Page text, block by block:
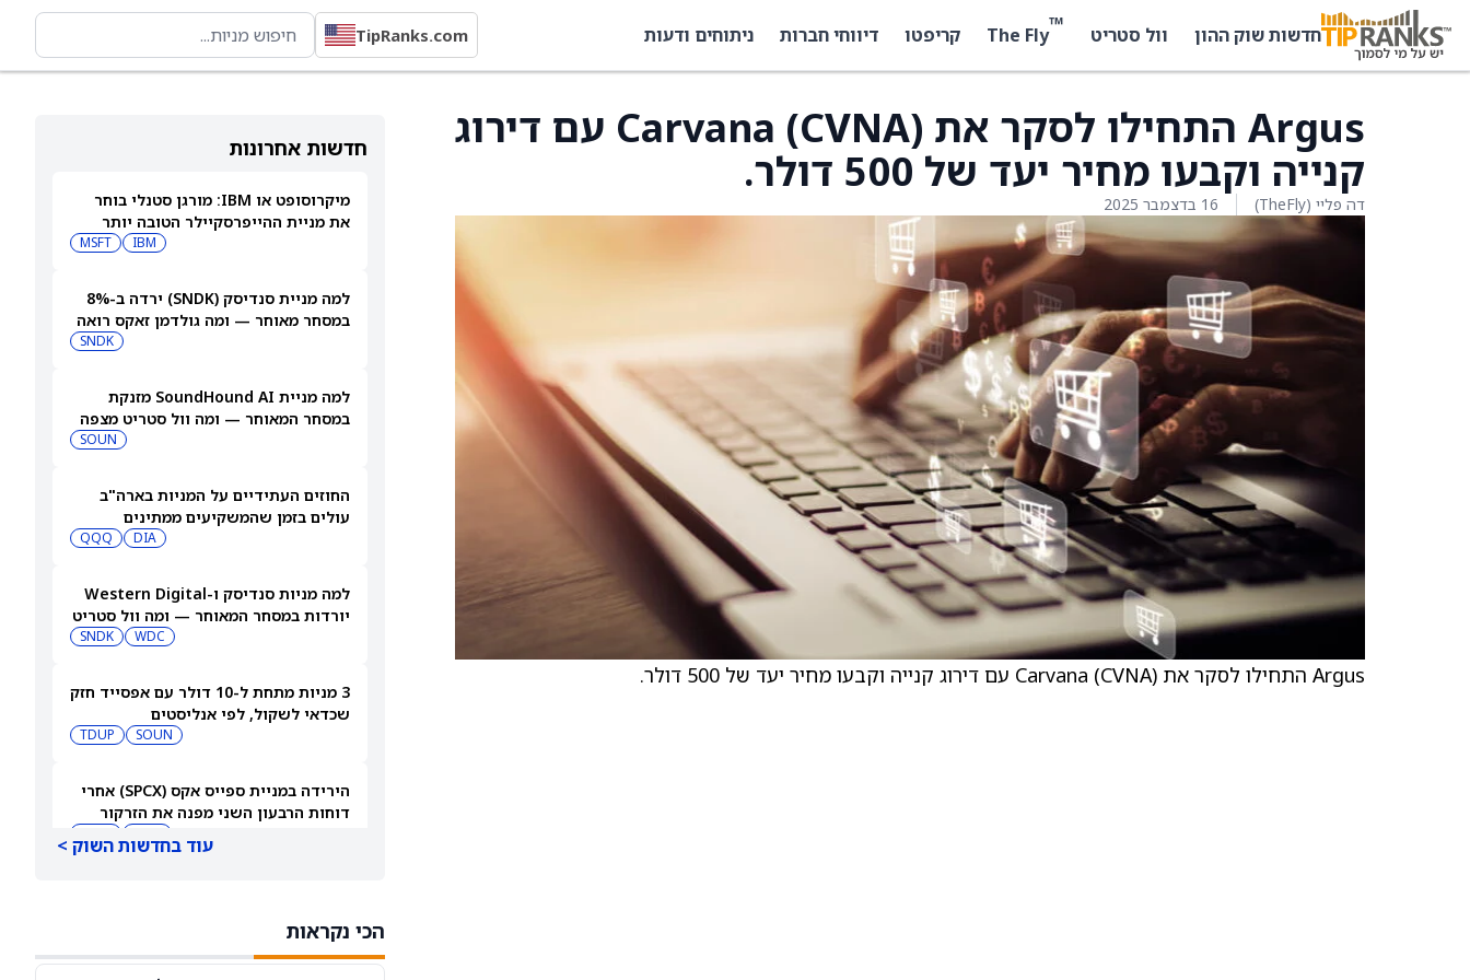
חדשות שוק ההון וול סטריט ™
The Fly קריפטו דיווחי חברות ניתוחים ודעות TipRanks.com
חדשות אחרונות
מיקרוסופט או IBM: מורגן סטנלי בוחר
את מניית ההייפרסקיילר הטובה יותר
IBM
MSFT
למה מניית סנדיסק (SNDK) ירדה ב-8%
במסחר מאוחר — ומה גולדמן זאקס רואה
SNDK
למה מניית SoundHound AI מזנקת
במסחר המאוחר — ומה וול סטריט מצפה
SOUN
החוזים העתידיים על המניות בארה"ב
עולים בזמן שהמשקיעים ממתינים
DIA
QQQ
למה מניות סנדיסק ו-Western Digital
יורדות במסחר המאוחר — ומה וול סטריט
WDC
SNDK
3 מניות מתחת ל-10 דולר עם אפסייד חזק
שכדאי לשקול, לפי אנליסטים
SOUN
TDUP
הירידה במניית ספייס אקס (SPCX) אחרי
דוחות הרבעון השני מפנה את הזרקור
לקרנות סל חלל עם חשיפה גבוהה
מחירי היעד. הנה הסיבה
עוד בחדשות השוק >
הכי נקראות
Argus התחילו לסקר את Carvana (CVNA) עם דירוג
קנייה וקבעו מחיר יעד של 500 דולר.
דה פליי (TheFly) 16 בדצמבר 2025
Argus התחילו לסקר את Carvana (CVNA) עם דירוג קנייה וקבעו מחיר יעד של 500 דולר.